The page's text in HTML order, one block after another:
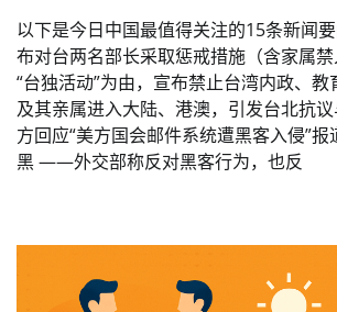
以下是今日中国最值得关注的15条新闻
布对台两名部长采取惩戒措施（含家属
“台独活动”为由，宣布禁止台湾内政、
及其亲属进入大陆、港澳，引发台北抗
方回应“美方国会邮件系统遭黑客入侵”
黑 ——外交部称反对黑客行为，也反